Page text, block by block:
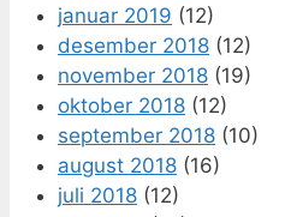
januar 2019 (12)
desember 2018 (12)
november 2018 (19)
oktober 2018 (12)
september 2018 (10)
august 2018 (16)
juli 2018 (12)